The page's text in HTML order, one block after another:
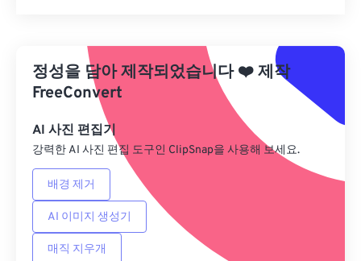
사전 설정에서 적용
사전 설정으로 저장
정성을 담아 제작되었습니다❤️제작
FreeConvert
AI 사진 편집기
강력한 AI 사진 편집 도구인 ClipSnap을 사용해 보세요.
배경 제거
AI 이미지 생성기
매직 지우개